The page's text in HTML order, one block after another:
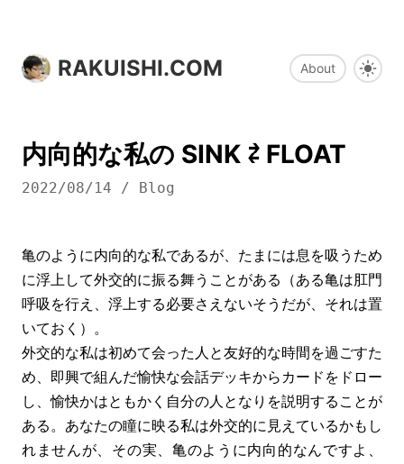
RAKUISHI.COM About
内向的な私の SINK ⇄ FLOAT
2022/08/14 / Blog
亀のように内向的な私であるが、たまには息を吸うため
に浮上して外交的に振る舞うことがある（ある亀は肛門
呼吸を行え、浮上する必要さえないそうだが、それは置
いておく）。
外交的な私は初めて会った人と友好的な時間を過ごすた
め、即興で組んだ愉快な会話デッキからカードをドロー
し、愉快かはともかく自分の人となりを説明することが
ある。あなたの瞳に映る私は外交的に見えているかもし
れませんが、その実、亀のように内向的なんですよ、